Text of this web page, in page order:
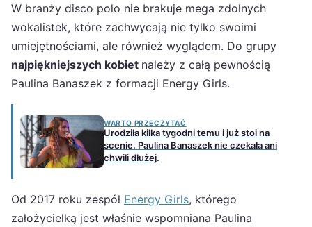
W branży disco polo nie brakuje mega zdolnych
wokalistek, które zachwycają nie tylko swoimi
umiejętnościami, ale również wyglądem. Do grupy
najpiękniejszych kobiet należy z całą pewnością
Paulina Banaszek z formacji Energy Girls.
WARTO PRZECZYTAĆ
Urodziła kilka tygodni temu i już stoi na
scenie. Paulina Banaszek nie czekała ani
chwili dłużej.
Od 2017 roku zespół Energy Girls, którego
założycielką jest właśnie wspomniana Paulina